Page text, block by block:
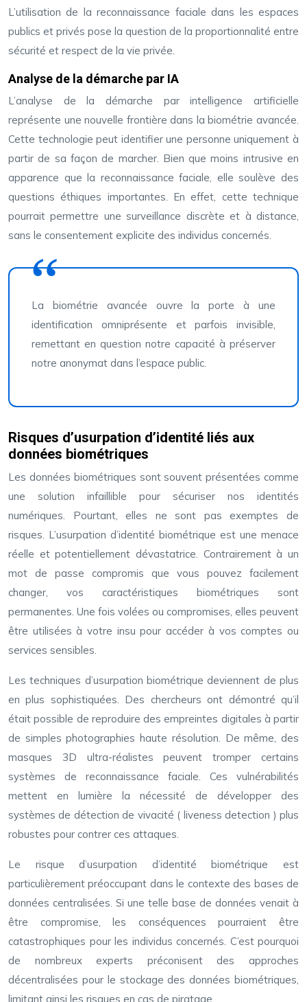
L’utilisation de la reconnaissance faciale dans les espaces
publics et privés pose la question de la proportionnalité entre
sécurité et respect de la vie privée.
Analyse de la démarche par IA
L’analyse de la démarche par intelligence artificielle
représente une nouvelle frontière dans la biométrie avancée.
Cette technologie peut identifier une personne uniquement à
partir de sa façon de marcher. Bien que moins intrusive en
apparence que la reconnaissance faciale, elle soulève des
questions éthiques importantes. En effet, cette technique
pourrait permettre une surveillance discrète et à distance,
sans le consentement explicite des individus concernés.
La biométrie avancée ouvre la porte à une
identification omniprésente et parfois invisible,
remettant en question notre capacité à préserver
notre anonymat dans l’espace public.
Risques d’usurpation d’identité liés aux
données biométriques
Les données biométriques sont souvent présentées comme
une solution infaillible pour sécuriser nos identités
numériques. Pourtant, elles ne sont pas exemptes de
risques. L’usurpation d’identité biométrique est une menace
réelle et potentiellement dévastatrice. Contrairement à un
mot de passe compromis que vous pouvez facilement
changer, vos caractéristiques biométriques sont
permanentes. Une fois volées ou compromises, elles peuvent
être utilisées à votre insu pour accéder à vos comptes ou
services sensibles.
Les techniques d’usurpation biométrique deviennent de plus
en plus sophistiquées. Des chercheurs ont démontré qu’il
était possible de reproduire des empreintes digitales à partir
de simples photographies haute résolution. De même, des
masques 3D ultra-réalistes peuvent tromper certains
systèmes de reconnaissance faciale. Ces vulnérabilités
mettent en lumière la nécessité de développer des
systèmes de détection de vivacité ( liveness detection ) plus
robustes pour contrer ces attaques.
Le risque d’usurpation d’identité biométrique est
particulièrement préoccupant dans le contexte des bases de
données centralisées. Si une telle base de données venait à
être compromise, les conséquences pourraient être
catastrophiques pour les individus concernés. C’est pourquoi
de nombreux experts préconisent des approches
décentralisées pour le stockage des données biométriques,
limitant ainsi les risques en cas de piratage.